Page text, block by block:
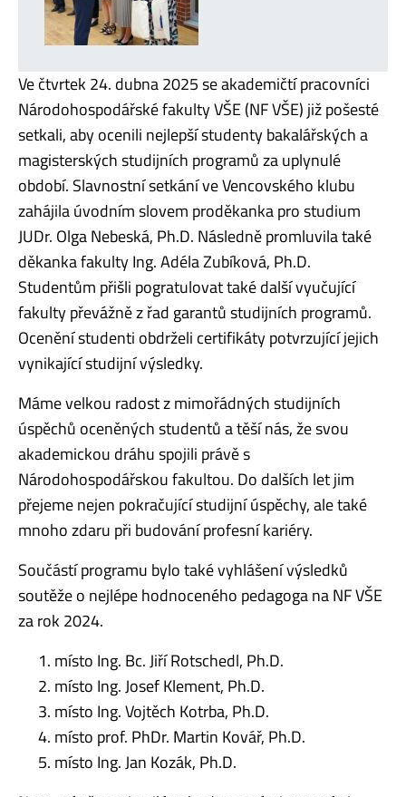
Ve čtvrtek 24. dubna 2025 se akademičtí pracovníci
Národohospodářské fakulty VŠE (NF VŠE) již pošesté
setkali, aby ocenili nejlepší studenty bakalářských a
magisterských studijních programů za uplynulé
období. Slavnostní setkání ve Vencovského klubu
zahájila úvodním slovem proděkanka pro studium
JUDr. Olga Nebeská, Ph.D. Následně promluvila také
děkanka fakulty Ing. Adéla Zubíková, Ph.D.
Studentům přišli pogratulovat také další vyučující
fakulty převážně z řad garantů studijních programů.
Ocenění studenti obdrželi certifikáty potvrzující jejich
vynikající studijní výsledky.
Máme velkou radost z mimořádných studijních
úspěchů oceněných studentů a těší nás, že svou
akademickou dráhu spojili právě s
Národohospodářskou fakultou. Do dalších let jim
přejeme nejen pokračující studijní úspěchy, ale také
mnoho zdaru při budování profesní kariéry.
Součástí programu bylo také vyhlášení výsledků
soutěže o nejlépe hodnoceného pedagoga na NF VŠE
za rok 2024.
místo Ing. Bc. Jiří Rotschedl, Ph.D.
místo Ing. Josef Klement, Ph.D.
místo Ing. Vojtěch Kotrba, Ph.D.
místo prof. PhDr. Martin Kovář, Ph.D.
místo Ing. Jan Kozák, Ph.D.